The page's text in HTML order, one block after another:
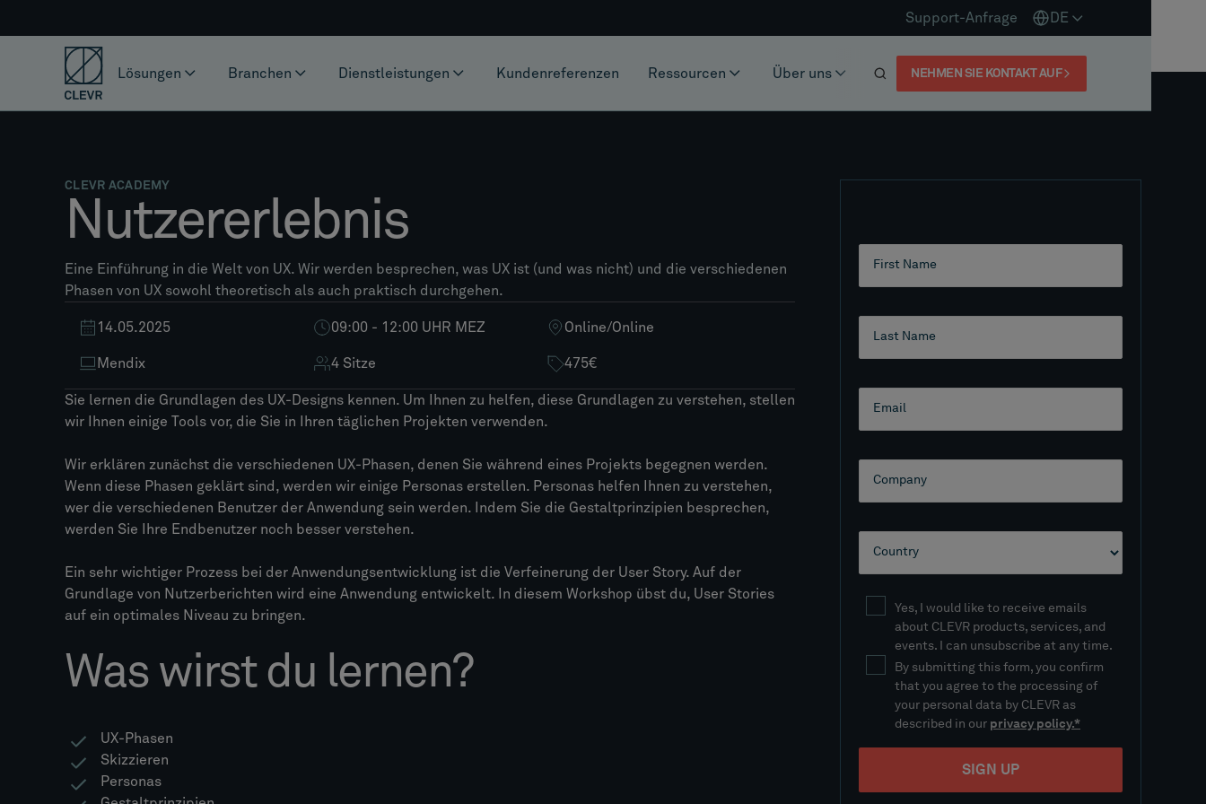
Support-Anfrage DE
Lösungen Branchen Dienstleistungen Kundenreferenzen Ressourcen Über uns NEHMEN SIE KONTAKT AUF
CLEVR ACADEMY
Nutzererlebnis
Eine Einführung in die Welt von UX. Wir werden besprechen, was UX ist (und was nicht) und die verschiedenen
Phasen von UX sowohl theoretisch als auch praktisch durchgehen.
14.05.2025 09:00 - 12:00 UHR MEZ Online/Online
Mendix 4 Sitze 475€
Sie lernen die Grundlagen des UX-Designs kennen. Um Ihnen zu helfen, diese Grundlagen zu verstehen, stellen
wir Ihnen einige Tools vor, die Sie in Ihren täglichen Projekten verwenden.
Wir erklären zunächst die verschiedenen UX-Phasen, denen Sie während eines Projekts begegnen werden.
Wenn diese Phasen geklärt sind, werden wir einige Personas erstellen. Personas helfen Ihnen zu verstehen,
wer die verschiedenen Benutzer der Anwendung sein werden. Indem Sie die Gestaltprinzipien besprechen,
werden Sie Ihre Endbenutzer noch besser verstehen.
Ein sehr wichtiger Prozess bei der Anwendungsentwicklung ist die Verfeinerung der User Story. Auf der
Grundlage von Nutzerberichten wird eine Anwendung entwickelt. In diesem Workshop übst du, User Stories
auf ein optimales Niveau zu bringen.
Was wirst du lernen?
UX-Phasen
Skizzieren
Personas